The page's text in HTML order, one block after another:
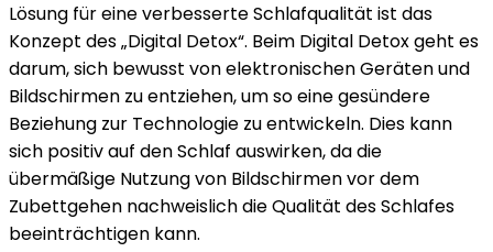
Lösung für eine verbesserte Schlafqualität ist das
Konzept des „Digital Detox“. Beim Digital Detox geht es
darum, sich bewusst von elektronischen Geräten und
Bildschirmen zu entziehen, um so eine gesündere
Beziehung zur Technologie zu entwickeln. Dies kann
sich positiv auf den Schlaf auswirken, da die
übermäßige Nutzung von Bildschirmen vor dem
Zubettgehen nachweislich die Qualität des Schlafes
beeinträchtigen kann.